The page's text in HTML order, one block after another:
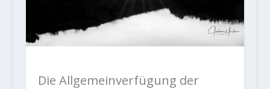
Die Allgemeinverfügung der